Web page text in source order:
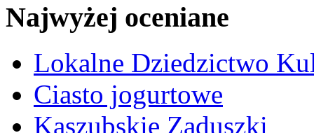
Najwyżej oceniane
Lokalne Dziedzictwo
Ciasto jogurtowe
Kaszubskie Zaduszki